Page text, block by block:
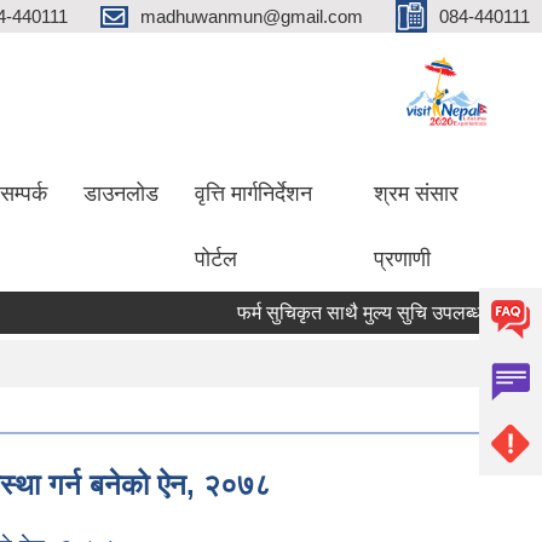
440111 madhuwanmun@gmail.com 084-440111
सम्पर्क डाउनलोड वृत्ति मार्गनिर्देशन
पोर्टल
श्रम संसार
प्रणाणी
फर्म सुचिकृत साथै मुल्य सुचि उपलब्ध गराउने
गर्न बनेको ऐन, २०७८